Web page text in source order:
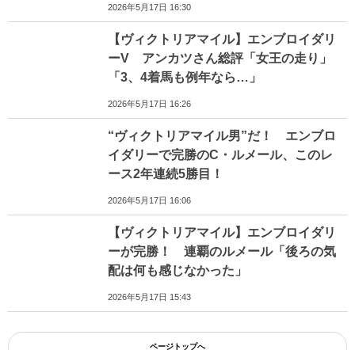
2026年5月17日 16:30
【ヴィクトリアマイル】エンブロイダリ
ーV アンカツさん総評「女王の走り」
「3、4着馬も例年なら…」
2026年5月17日 16:26
“ヴィクトリアマイル男”だ！ エンブロ
イダリーで完勝のC・ルメール、このレ
ース2年連続5勝目！
2026年5月17日 16:06
【ヴィクトリアマイル】エンブロイダリ
ーが完勝！ 連覇のルメール「後ろの気
配は何も感じなかった」
2026年5月17日 15:43
ページトップへ